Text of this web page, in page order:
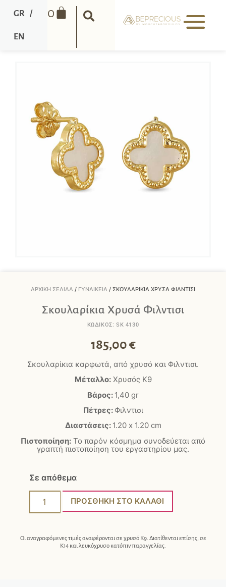
0
GR /
EN
ΑΡΧΙΚΉ ΣΕΛΊΔΑ / ΓΥΝΑΙΚΕΊΑ / ΣΚΟΥΛΑΡΊΚΙΑ ΧΡΥΣΆ ΦΙΛΝΤΙΣΙ
Σκουλαρίκια Χρυσά Φιλντισι
ΚΩΔΙΚΟΣ: SK 4130
185,00€
Σκουλαρίκια καρφωτά, από χρυσό και Φιλντισι.
Μέταλλο:Χρυσός Κ9
Βάρος: 1,40 gr
Πέτρες:Φιλντισι
Διαστάσεις: 1.20 x 1.20 cm
Πιστοποίηση: Το παρόν κόσμημα συνοδεύεται από
γραπτή πιστοποίηση του εργαστηρίου μας.
Σε απόθεμα
ΠΡΟΣΘΉΚΗ ΣΤΟ ΚΑΛΆΘΙ
Οι αναγραφόμενες τιμές αναφέρονται σε χρυσό Κ9. Διατίθενται επίσης, σε
Κ14 και λευκόχρυσο κατόπιν παραγγελίας.